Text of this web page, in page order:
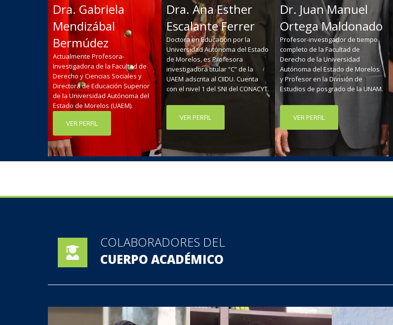
Dra. Gabriela
Mendizábal
Bermúdez
Actualmente Profesora-
Investigadora de la Facultad de
Derecho y Ciencias Sociales y
Directora de Educación Superior
de la Universidad Autónoma del
Estado de Morelos (UAEM).
VER PERFIL
Dra. Ana Esther
Escalante Ferrer
Doctora en Educación por la
Universidad Autónoma del Estado
de Morelos, es Profesora
investigadora titular “C” de la
UAEM adscrita al CIIDU. Cuenta
con el nivel 1 del SNI del CONACYT.
VER PERFIL
Dr. Juan Manuel
Ortega Maldonado
Profesor-investigador de tiempo
completo de la Facultad de
Derecho de la Universidad
Autónoma del Estado de Morelos
y Profesor en la División de
Estudios de posgrado de la UNAM.
VER PERFIL
COLABORADORES DEL
CUERPO ACADÉMICO